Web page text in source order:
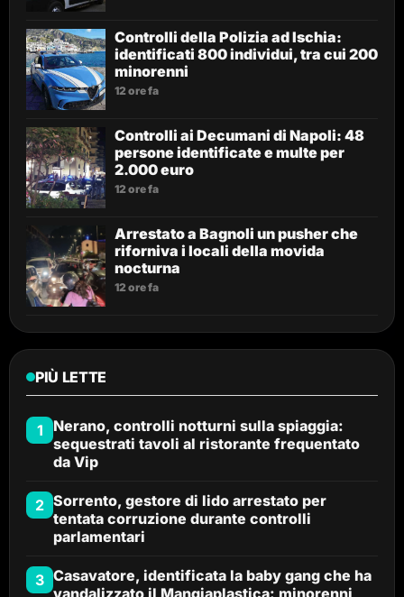
Controlli della Polizia ad Ischia:
identificati 800 individui, tra cui 200
minorenni
12 ore fa
Controlli ai Decumani di Napoli: 48
persone identificate e multe per
2.000 euro
12 ore fa
Arrestato a Bagnoli un pusher che
riforniva i locali della movida
nocturna
12 ore fa
PIÙ LETTE
1
Nerano, controlli notturni sulla spiaggia:
sequestrati tavoli al ristorante frequentato
da Vip
2 Sorrento, gestore di lido arrestato per
tentata corruzione durante controlli
parlamentari
3 Casavatore, identificata la baby gang che ha